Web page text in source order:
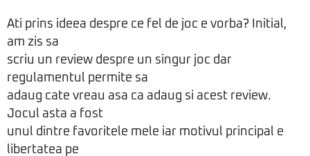
Ati prins ideea despre ce fel de joc e vorba? Initial,
am zis sa
scriu un review despre un singur joc dar
regulamentul permite sa
adaug cate vreau asa ca adaug si acest review.
Jocul asta a fost
unul dintre favoritele mele iar motivul principal e
libertatea pe